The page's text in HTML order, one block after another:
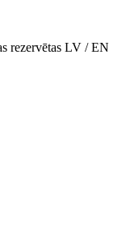
rezervētas LV / EN